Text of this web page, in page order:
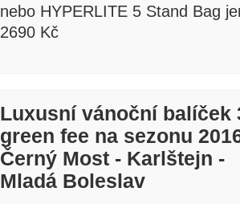
nebo HYPERLITE 5 Stand Bag
2690 Kč
Luxusní vánoční balíček
green fee na sezonu
Černý Most - Karlštejn -
Mladá Boleslav